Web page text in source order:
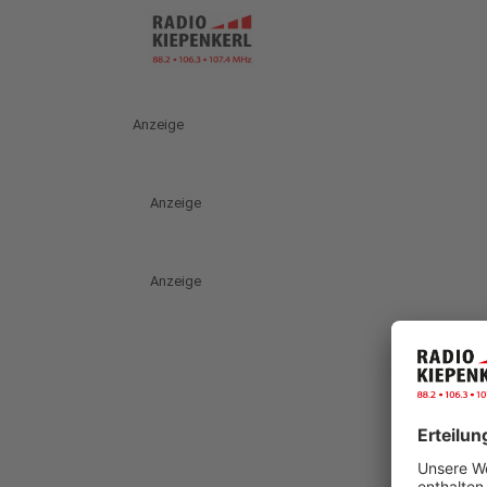
Anzeige
Anzeige
Anzeige